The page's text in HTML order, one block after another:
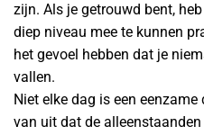
zijn. Als je getrouwd bent,
diep niveau mee te kunnen
het gevoel hebben dat je
vallen.
Niet elke dag is een
van uit dat de